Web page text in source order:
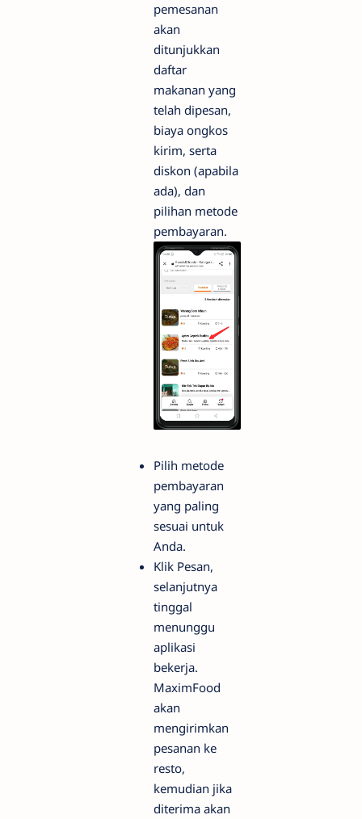
pemesanan
akan
ditunjukkan
daftar
makanan yang
telah dipesan,
biaya ongkos
kirim, serta
diskon (apabila
ada), dan
pilihan metode
pembayaran.
Pilih metode
pembayaran
yang paling
sesuai untuk
Anda.
Klik Pesan,
selanjutnya
tinggal
menunggu
aplikasi
bekerja.
MaximFood
akan
mengirimkan
pesanan ke
resto,
kemudian jika
diterima akan